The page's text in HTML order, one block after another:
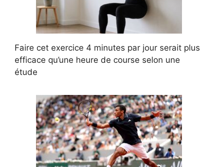
Faire cet exercice 4 minutes par jour serait plus
efficace qu’une heure de course selon une
étude